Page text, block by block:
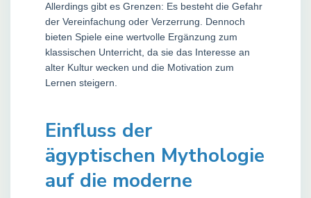
Allerdings gibt es Grenzen: Es besteht die Gefahr
der Vereinfachung oder Verzerrung. Dennoch
bieten Spiele eine wertvolle Ergänzung zum
klassischen Unterricht, da sie das Interesse an
alter Kultur wecken und die Motivation zum
Lernen steigern.
Einfluss der
ägyptischen Mythologie
auf die moderne